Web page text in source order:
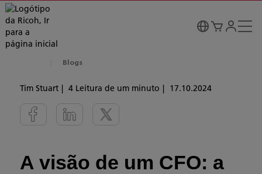
Blogs
Tim Stuart 4 Leitura de um minuto 17.10.2024
A visão de um CFO: a